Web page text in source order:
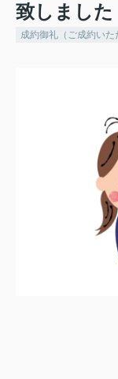
致しまし
成約御礼（ご成約いた